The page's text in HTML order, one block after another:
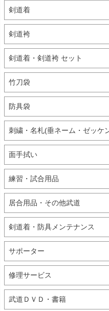
剣道着
剣道袴
剣道着・剣道袴 セット
竹刀袋
防具袋
刺繍・名札(垂ネーム・ゼッケ
面手拭い
練習・試合用品
居合用品・その他武道
剣道着・防具メンテナンス
サポーター
修理サービス
武道ＤＶＤ・書籍